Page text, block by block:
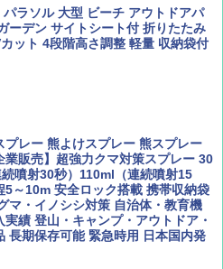
ーファン ２０２６年 ９月号 [雑
ＳＮＥＹ ＦＡＮ)
特集 星野道夫 夢見る旅
の歩き方 チェンマイ タイ北部の魅
2026～2027 地球の歩き方D アジア
方A ヨーロッパ
の歩き方 チェコ ポーランド スロヴ
～2027 地球の歩き方A ヨーロッ
(パイクスピーク) 着替えテン
バシー テント 【中が透けない】 1
ニック ポップアップテント 携帯 簡
BASE 《めざましテレビで紹介》
ンタッチ RENEW 幅200 2-3人用 43
パラソル 大型 ビーチ アウトドアパ
ーデン サイトシート付 折りたたみ
ット 4段階高さ調整 軽量 収納袋付
プレー 熊よけスプレー 熊スプレー
業販売】超強力クマ対策スプレー 30
噴射30秒）110ml（連続噴射15
5～10m 安全ロック搭載 携帯収納袋
マ・イノシシ対策 自治体・教育機
実績 登山・キャンプ・アウトドア・
長期保存可能 緊急時用 日本国内発